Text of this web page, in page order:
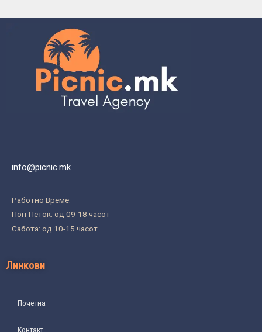
info@picnic.mk
Работно Време:
Пон-Петок: од 09-18 часот
Сабота: од 10-15 часот
Линкови
Почетна
Контакт